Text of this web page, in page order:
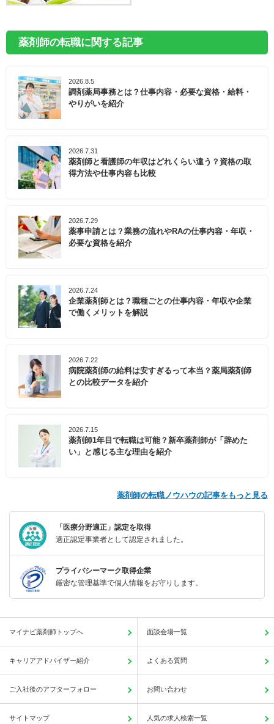
薬剤師の転職に関する記事
2026.8.5
調剤薬局事務とは？仕事内容・必要な資格・給料・
やりがいを紹介
2026.7.31
薬剤師と看護師の年収はどれくらい違う？資格の取
得方法や仕事内容も比較
2026.7.29
薬事申請とは？業務の流れやRAの仕事内容・年収・
必要な資格を紹介
2026.7.24
企業薬剤師とは？職種ごとの仕事内容・年収や企業
で働くメリットを解説
2026.7.22
病院薬剤師の給料は安すぎるって本当？薬局薬剤師
との比較データを紹介
2026.7.15
薬剤師1年目で転職は可能？新卒薬剤師が「辞めた
い」と感じる主な理由を紹介
薬剤師の転職ノウハウの記事をもっと見る
「医療分野適正」認定を取得
適正認定事業者として認定されました。
プライバシーマーク取得企業
厳密な管理基準で個人情報をお守りします。
マイナビ薬剤師トップへ 面談会場一覧
キャリアアドバイザー紹介 よくある質問
ご入社後のアフターフォロー お問い合わせ
サイトマップ 人気の求人検索一覧